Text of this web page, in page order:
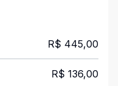
R$ 445,00
R$ 136,00